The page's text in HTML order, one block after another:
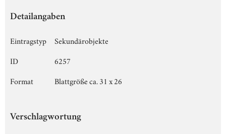
Detailangaben
Eintragstyp
Sekundärobjekte
ID
6257
Format
Blattgröße ca. 31 x 26
Verschlagwortung